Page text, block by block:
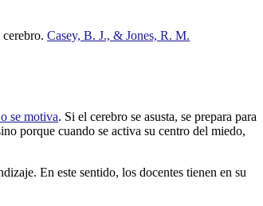
Casey, B. J., & Jones, R. M.
se motiva. Si el cerebro se asusta, se prepara para
porque cuando se activa su centro del miedo,
En este sentido, los docentes tienen en su